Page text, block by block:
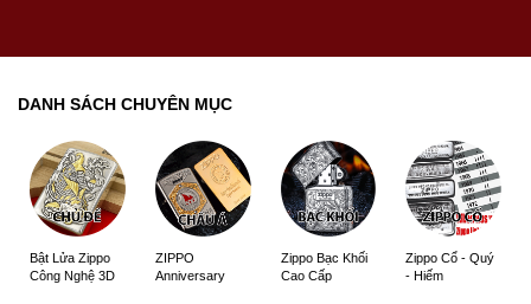
DANH SÁCH CHUYÊN MỤC
Bật Lửa Zippo
Công Nghệ 3D
ZIPPO
Anniversary
Zippo Bạc Khối
Cao Cấp
Zippo Cổ - Quý
- Hiếm